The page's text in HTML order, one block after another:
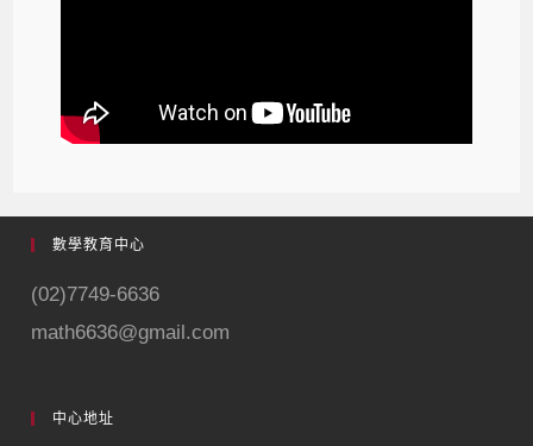
數學教育中心
(02)7749-6636
math6636@gmail.com
中心地址